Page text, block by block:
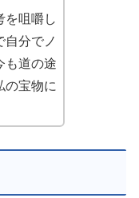
を咀嚼し
自分でノ
も道の途
の宝物に